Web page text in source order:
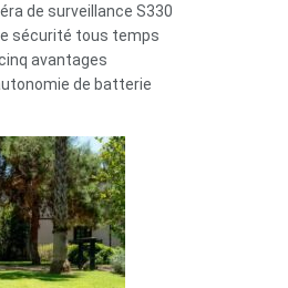
de surveillance S330
sécurité tous temps
avantages
de batterie